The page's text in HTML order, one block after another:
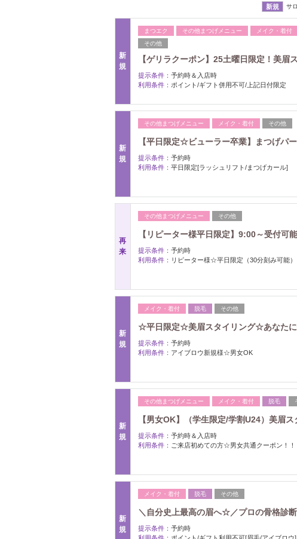
新規 サ
新
規
まつエク その他まつげメニュー メイク・着付
その他
【ゲリラクーポン】25土曜日限定！美
提示条件： 予約時＆入店時
利用条件： ポイント/ギフト併用不可/上記日付限定
新
規
その他まつげメニュー メイク・着付 その他
【平日限定☆ビューラー卒業】まつげ
提示条件： 予約時
利用条件： 平日限定[ラッシュリフト/まつげカール]
再
来
その他まつげメニュー その他
【リピーター様平日限定】9:00～受付
提示条件： 予約時
利用条件： リピーター様☆平日限定（30分刻み可能）
新
規
メイク・着付 脱毛 その他
☆平日限定☆美眉スタイリング☆あなた
提示条件： 予約時
利用条件： アイブロウ新規様☆男女OK
新
規
その他まつげメニュー メイク・着付 脱毛
【男女OK】（学生限定/学割U24）美眉
提示条件： 予約時＆入店時
利用条件： ご来店初めての方☆男女共通クーポン！！
新
規
メイク・着付 脱毛 その他
＼自分史上最高の眉へ☆／プロの骨格診
提示条件： 予約時